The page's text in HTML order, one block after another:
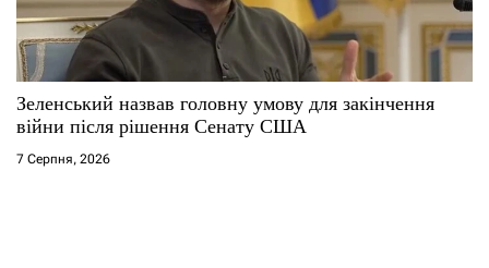
Зеленський назвав головну умову для закінчення
війни після рішення Сенату США
7 Серпня, 2026